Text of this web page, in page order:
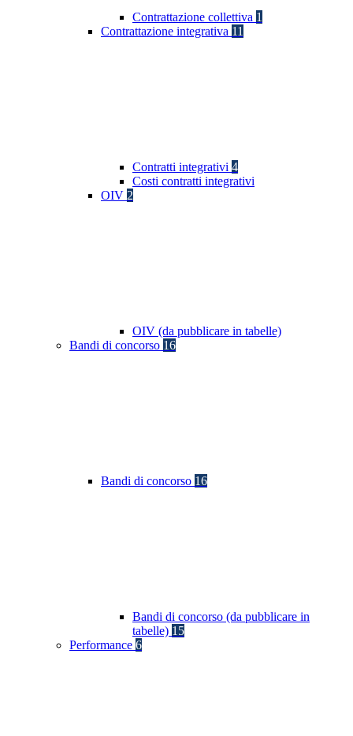
Contrattazione collettiva 1
Contrattazione integrativa 11
Contratti integrativi 4
Costi contratti integrativi
OIV 2
OIV (da pubblicare in tabelle)
Bandi di concorso 16
Bandi di concorso 16
Bandi di concorso (da pubblicare in
tabelle) 15
Performance 6